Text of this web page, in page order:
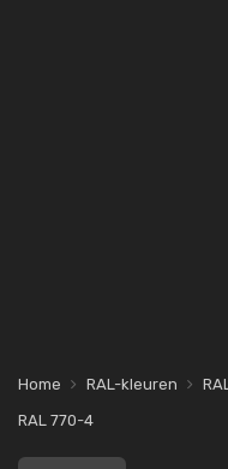
Home RAL-kleuren
RAL 770-4